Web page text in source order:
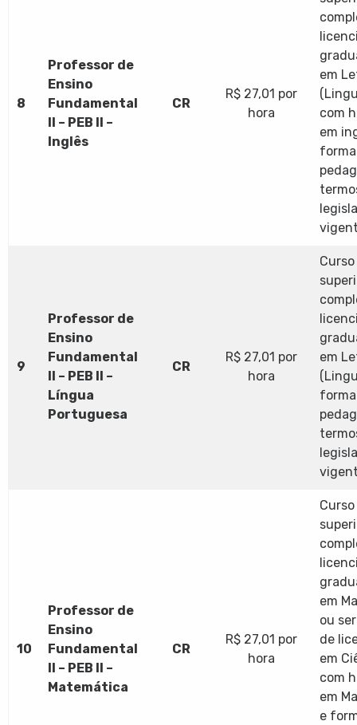
8
Professor de
Ensino
Fundamental
II – PEB II –
Inglês
CR
R$ 27,01 por
hora
em
com
em
9
Professor de
Ensino
Fundamental
II – PEB II –
Língua
Portuguesa
CR
R$ 27,01 por
hora
em
10
Professor de
Ensino
Fundamental
II – PEB II –
Matemática
CR
R$ 27,01 por
hora
em
ou
de
em
com
em
e